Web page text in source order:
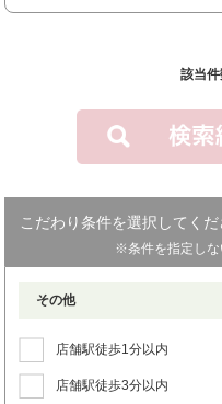
該当件
こだわり条件を選択してくだ
※条件を指定しな
その他
店舗駅徒歩1分以内
店舗駅徒歩3分以内